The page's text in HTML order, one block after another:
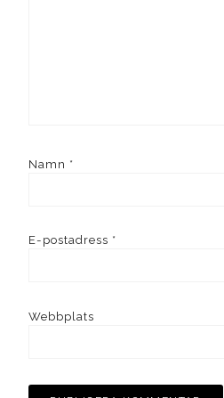
Namn *
E-postadress *
Webbplats